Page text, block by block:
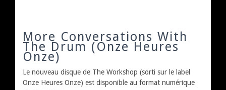
More Conversations With
The Drum (Onze Heures
Onze)
Le nouveau disque de The Workshop (sorti sur le label
Onze Heures Onze) est disponible au format numérique